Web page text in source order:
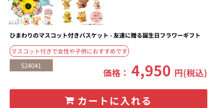
ひまわりのマスコット付きバスケット - 友達に贈る誕生日フラワーギフト
マスコット付きで女性や子供におすすめです
524041
価格：4,950 円(税込)
カートに入れる